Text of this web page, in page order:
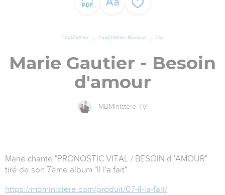
TopChrétien TopChrétien Musique Clip
Marie Gautier - Besoin
d'amour
MBMinistère TV
Marie chante "PRONOSTIC VITAL / BESOIN d 'AMOUR"
tiré de son 7ème album "Il l'a fait".
https://mbministere.com/produit/07-il-la-fait/